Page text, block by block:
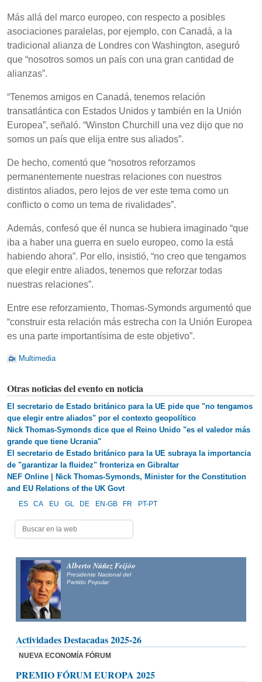
Más allá del marco europeo, con respecto a posibles
asociaciones paralelas, por ejemplo, con Canadá, a la
tradicional alianza de Londres con Washington, aseguró
que “nosotros somos un país con una gran cantidad de
alianzas”.
“Tenemos amigos en Canadá, tenemos relación
transatlántica con Estados Unidos y también en la Unión
Europea”, señaló. “Winston Churchill una vez dijo que no
somos un país que elija entre sus aliados”.
De hecho, comentó que “nosotros reforzamos
permanentemente nuestras relaciones con nuestros
distintos aliados, pero lejos de ver este tema como un
conflicto o como un tema de rivalidades”.
Además, confesó que él nunca se hubiera imaginado “que
iba a haber una guerra en suelo europeo, como la está
habiendo ahora”. Por ello, insistió, “no creo que tengamos
que elegir entre aliados, tenemos que reforzar todas
nuestras relaciones”.
Entre ese reforzamiento, Thomas-Symonds argumentó que
“construir esta relación más estrecha con la Unión Europea
es una parte importantísima de este objetivo”.
Multimedia
Otras noticias del evento en noticia
El secretario de Estado británico para la UE pide que "no tengamos
que elegir entre aliados" por el contexto geopolítico
Nick Thomas-Symonds dice que el Reino Unido "es el valedor más
grande que tiene Ucrania"
El secretario de Estado británico para la UE subraya la importancia
de "garantizar la fluidez" fronteriza en Gibraltar
NEF Online | Nick Thomas-Symonds, Minister for the Constitution
and EU Relations of the UK Govt
ES CA EU GL DE EN-GB FR PT-PT
Alberto Núñez Feijóo
Presidente Nacional del
Partido Popular
Actividades Destacadas 2025-26
NUEVA ECONOMÍA FÓRUM
PREMIO FÓRUM EUROPA 2025